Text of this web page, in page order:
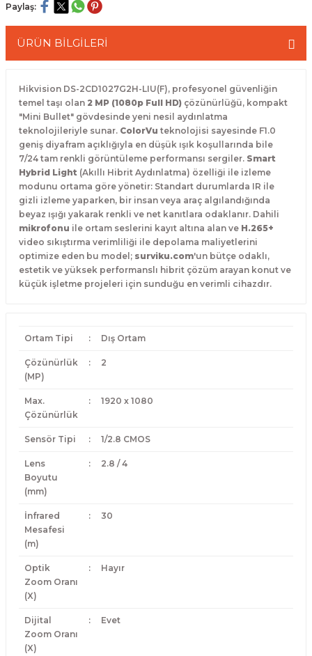
Paylaş:
ÜRÜN BİLGİLERİ
Hikvision DS-2CD1027G2H-LIU(F), profesyonel güvenliğin
temel taşı olan 2 MP (1080p Full HD) çözünürlüğü, kompakt
"Mini Bullet" gövdesinde yeni nesil aydınlatma
teknolojileriyle sunar. ColorVu teknolojisi sayesinde F1.0
geniş diyafram açıklığıyla en düşük ışık koşullarında bile
7/24 tam renkli görüntüleme performansı sergiler. Smart
Hybrid Light (Akıllı Hibrit Aydınlatma) özelliği ile izleme
modunu ortama göre yönetir: Standart durumlarda IR ile
gizli izleme yaparken, bir insan veya araç algılandığında
beyaz ışığı yakarak renkli ve net kanıtlara odaklanır. Dahili
mikrofonu ile ortam seslerini kayıt altına alan ve H.265+
video sıkıştırma verimliliği ile depolama maliyetlerini
optimize eden bu model; surviku.com'un bütçe odaklı,
estetik ve yüksek performanslı hibrit çözüm arayan konut ve
küçük işletme projeleri için sunduğu en verimli cihazdır.
Ortam Tipi : Dış Ortam
Çözünürlük
(MP)
: 2
Max.
Çözünürlük
: 1920 x 1080
Sensör Tipi : 1/2.8 CMOS
Lens
Boyutu
(mm)
: 2.8 / 4
İnfrared
Mesafesi
(m)
: 30
Optik
Zoom Oranı
(X)
: Hayır
Dijital
Zoom Oranı
(X)
: Evet